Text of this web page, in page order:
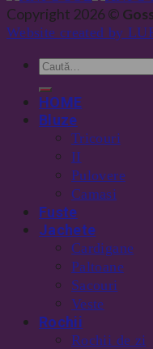
Copyright 2026 ©
Website created by
HOME
Bluze
Tricouri
II
Pulovere
Camasi
Fuste
Jachete
Cardigane
Paltoane
Sacouri
Veste
Rochii
Rochii de zi